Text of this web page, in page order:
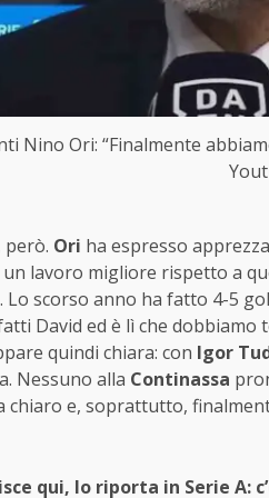
Nino Ori: “Finalmente
però. Ori ha espresso
lavoro migliore rispetto a
Lo scorso anno ha fatto 4-5
David ed è lì che
quindi chiara: con Igor
Nessuno alla Continassa
chiaro e, soprattutto,
qui, lo riporta in Serie A: